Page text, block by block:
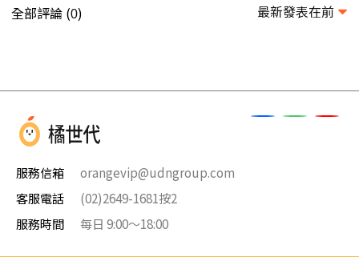
全部評論 (0) 最新發表在前
服務信箱
orangevip@udngroup.com
客服電話
(02)2649-1681按2
服務時間
每日 9:00～18:00